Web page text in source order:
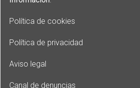
Política de cookies
Política de privacidad
Aviso legal
Canal de denuncias